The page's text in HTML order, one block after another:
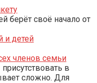
берёт своё начало от
членов семьи
в
сложно. Для